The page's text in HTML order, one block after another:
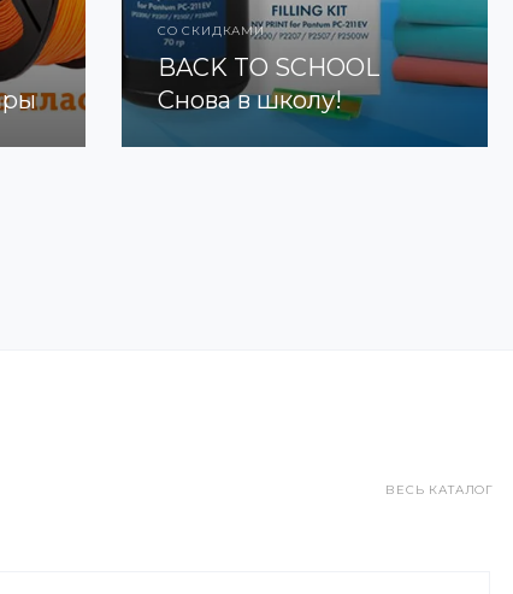
СО СКИДКАМИ
BACK TO SCHOOL
Снова в школу!
ВЕСЬ КАТАЛОГ